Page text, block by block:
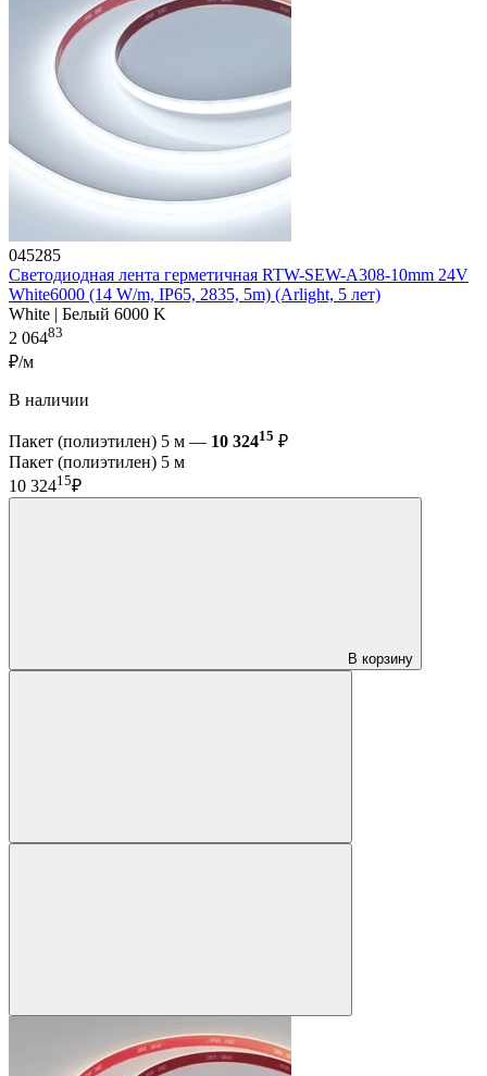
045285
Светодиодная лента герметичная RTW-SEW-A308-10mm 24V
White6000 (14 W/m, IP65, 2835, 5m) (Arlight, 5 лет)
White | Белый 6000 K
2 06483
₽/м
В наличии
Пакет (полиэтилен) 5 м — 10 32415 ₽
Пакет (полиэтилен) 5 м
10 32415₽
В корзину